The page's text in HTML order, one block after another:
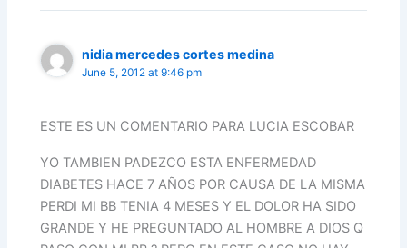
nidia mercedes cortes medina
June 5, 2012 at 9:46 pm
ESTE ES UN COMENTARIO PARA LUCIA ESCOBAR
YO TAMBIEN PADEZCO ESTA ENFERMEDAD
DIABETES HACE 7 AÑOS POR CAUSA DE LA MISMA
PERDI MI BB TENIA 4 MESES Y EL DOLOR HA SIDO
GRANDE Y HE PREGUNTADO AL HOMBRE A DIOS Q